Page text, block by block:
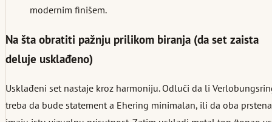
modernim finišem.
Na šta obratiti pažnju prilikom biranja (da set zaista
deluje usklađeno)
Usklađeni set nastaje kroz harmoniju. Odluči da li
treba da bude statement a Ehering minimalan, ili da oba prstena